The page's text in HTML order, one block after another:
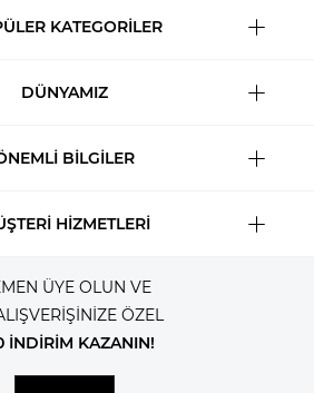
KATEGORİLER
DÜNYAMIZ
BİLGİLER
HİZMETLERİ
ÜYE OLUN VE
ÖZEL
İNDİRİM KAZANIN!